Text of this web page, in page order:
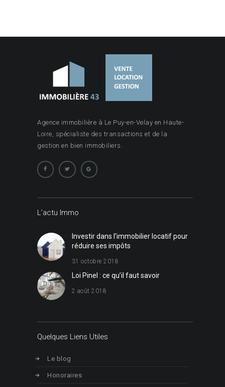
Agence immobilière à Le Puy-en-Velay en Haute-
Loire, spécialiste des transactions et de la
gestion en bien immobiliers.
L’actu Immo
Investir dans l’immobilier locatif pour
réduire ses impôts
31 octobre 2018
Loi Pinel : ce qu’il faut savoir
2 août 2018
Quelques Liens Utiles
Le blog
Honoraires